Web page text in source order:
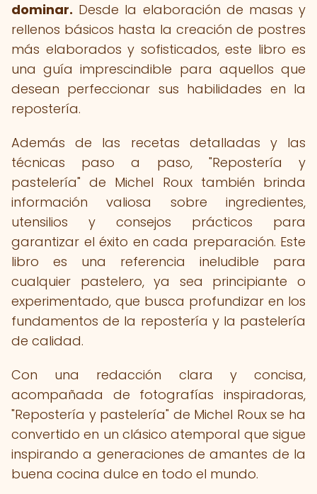
dominar. Desde la elaboración de masas y
rellenos básicos hasta la creación de postres
más elaborados y sofisticados, este libro es
una guía imprescindible para aquellos que
desean perfeccionar sus habilidades en la
repostería.
Además de las recetas detalladas y las
técnicas paso a paso, "Repostería y
pastelería" de Michel Roux también brinda
información valiosa sobre ingredientes,
utensilios y consejos prácticos para
garantizar el éxito en cada preparación. Este
libro es una referencia ineludible para
cualquier pastelero, ya sea principiante o
experimentado, que busca profundizar en los
fundamentos de la repostería y la pastelería
de calidad.
Con una redacción clara y concisa,
acompañada de fotografías inspiradoras,
"Repostería y pastelería" de Michel Roux se ha
convertido en un clásico atemporal que sigue
inspirando a generaciones de amantes de la
buena cocina dulce en todo el mundo.